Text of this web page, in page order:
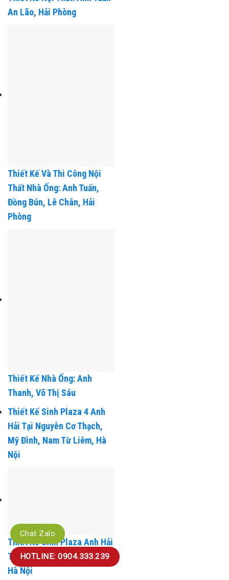
Thiết Kế Nội Thất: Anh Tuấn
Thiết Kế Và Thi Công Nội
Thất Nhà Ống: Anh Tuấn,
Đồng Bún, Lê Chân, Hải
Thiết Kế Nhà Ống: Anh
Thanh, Võ Thị Sáu
Thiết Kế Sinh Plaza 4 Anh
Hải Tại Nguyễn Cơ Thạch,
Mỹ Đình, Nam Từ Liêm, Hà
Thiết Kế Sinh Plaza Anh Hải
Tại Trần Tử Bình-Cầu Giấy-
Chat Zalo
HOTLINE: 0904.333.239